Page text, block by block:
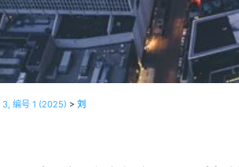
3, 编号 1 (2025) > 刘